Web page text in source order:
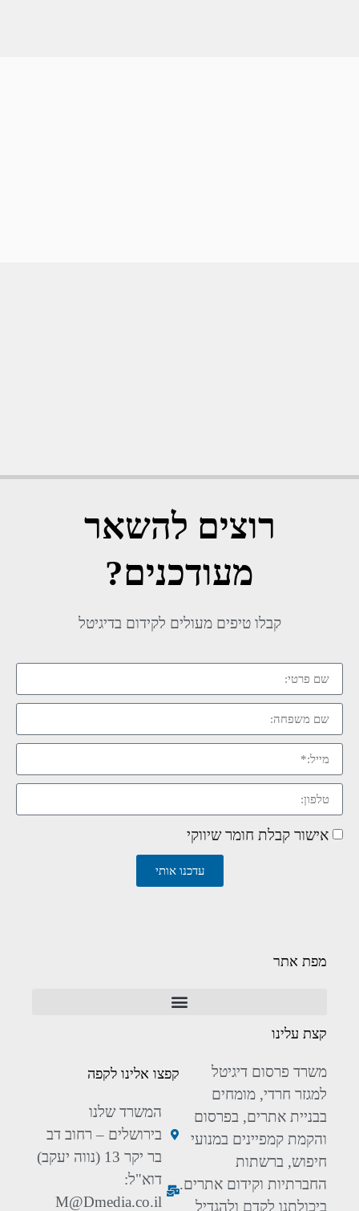
רוצים להשאר
מעודכנים?
קבלו טיפים מעולים לקידום בדיגיטל
אישור קבלת חומר שיווקי
עדכנו אותי
מפת אתר
קצת עלינו
משרד פרסום דיגיטל
למגזר חרדי, מומחים
בבניית אתרים, בפרסום
והקמת קמפיינים במנועי
חיפוש, ברשתות
החברתיות וקידום אתרים.
ביכולתנו לקדם ולהגדיל
קפצו אלינו לקפה
המשרד שלנו
בירושלים – רחוב דב
בר יקר 13 (נווה יעקב)
דוא"ל:
M@Dmedia.co.il